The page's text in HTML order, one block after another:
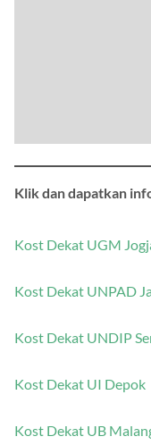
Klik dan dapatkan
Kost Dekat UGM
Kost Dekat UNPAD
Kost Dekat UNDIP
Kost Dekat UI Depok
Kost Dekat UB